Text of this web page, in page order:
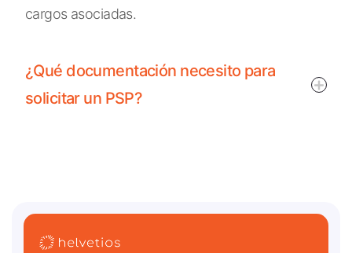
cargos asociadas.
¿Qué documentación necesito para
solicitar un PSP?